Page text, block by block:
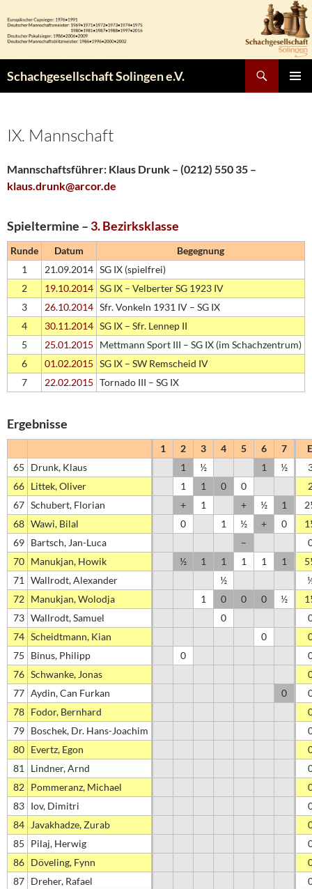
Inhalt
springen
Schachgesellschaft Solingen e.V.
IX. Mannschaft
Mannschaftsführer: Klaus Drunk – (0212) 550 35 –
klaus.drunk@arcor.de
Spieltermine – 3. Bezirksklasse
Runde Datum
Begegnung
1
21.09.2014 SG IX (spielfrei)
2
19.10.2014 SG IX – Velberter SG 1923 IV
3
26.10.2014 Sfr. Vonkeln 1931 IV – SG IX
4
30.11.2014 SG IX – Sfr. Lennep II
5
25.01.2015
Mettmann Sport III – SG IX (im Schachzentrum)
6
01.02.2015 SG IX – SW Remscheid IV
7
22.02.2015 Tornado III – SG IX
Ergebnisse
1 2 3 4 5 6 7
65
Drunk, Klaus 1 ½ 1 ½
66 Littek, Oliver 1 1 0 0
67 Schubert, Florian + 1 + ½ 1
68 Wawi, Bilal 0 1 ½ + 0
69 Bartsch, Jan-Luca –
70 Manukjan, Howik ½ 1 1 1 1 1
71
Wallrodt, Alexander ½
72 Manukjan, Wolodja 1 0 0 0 ½
73 Wallrodt, Samuel 0
74 Scheidtmann, Kian 0
75
Binus, Philipp 0
76 Schwanke, Jonas
77 Aydin, Can Furkan 0
78 Fodor, Bernhard
79 Boschek, Dr. Hans-Joachim
80 Evertz, Egon
81
Lindner, Arnd
82 Pommeranz, Michael
83 Iov, Dimitri
84
Javakhadze, Zurab
85
Pilaj, Herwig
86 Döveling, Fynn
87 Dreher, Rafael